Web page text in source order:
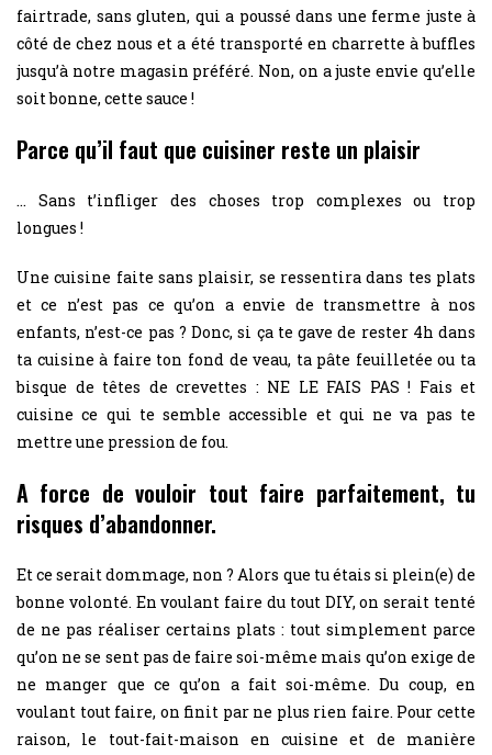
fairtrade, sans gluten, qui a poussé dans une ferme juste à
côté de chez nous et a été transporté en charrette à buffles
jusqu’à notre magasin préféré. Non, on a juste envie qu’elle
soit bonne, cette sauce !
Parce qu’il faut que cuisiner reste un plaisir
… Sans t’infliger des choses trop complexes ou trop
longues !
Une cuisine faite sans plaisir, se ressentira dans tes plats
et ce n’est pas ce qu’on a envie de transmettre à nos
enfants, n’est-ce pas ? Donc, si ça te gave de rester 4h dans
ta cuisine à faire ton fond de veau, ta pâte feuilletée ou ta
bisque de têtes de crevettes : NE LE FAIS PAS ! Fais et
cuisine ce qui te semble accessible et qui ne va pas te
mettre une pression de fou.
A force de vouloir tout faire parfaitement, tu
risques d’abandonner.
Et ce serait dommage, non ? Alors que tu étais si plein(e) de
bonne volonté. En voulant faire du tout DIY, on serait tenté
de ne pas réaliser certains plats : tout simplement parce
qu’on ne se sent pas de faire soi-même mais qu’on exige de
ne manger que ce qu’on a fait soi-même. Du coup, en
voulant tout faire, on finit par ne plus rien faire. Pour cette
raison, le tout-fait-maison en cuisine et de manière